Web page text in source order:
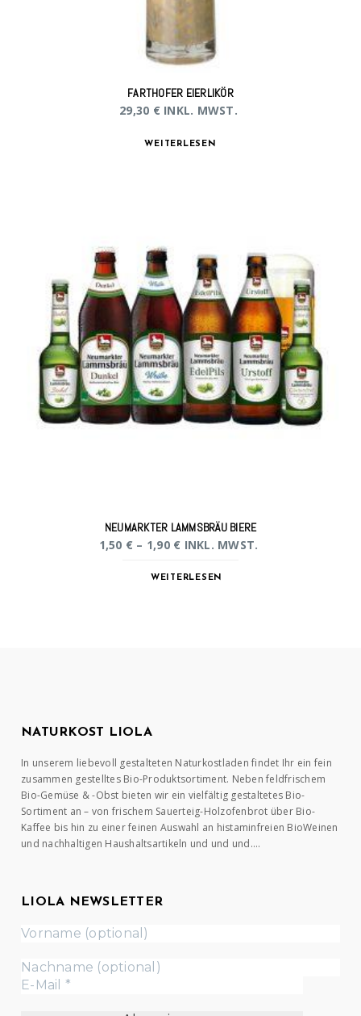
FARTHOFER EIERLIKÖR
29,30 € INKL. MWST.
WEITERLESEN
NEUMARKTER LAMMSBRÄU BIERE
1,50 € – 1,90 € INKL. MWST.
WEITERLESEN
NATURKOST LIOLA
In unserem liebevoll gestalteten Naturkostladen findet Ihr ein fein
zusammen gestelltes Bio-Produktsortiment. Neben feldfrischem
Bio-Gemüse & -Obst bieten wir ein vielfältig gestaltetes Bio-
Sortiment an – von frischem Sauerteig-Holzofenbrot über Bio-
Kaffee bis hin zu einer feinen Auswahl an histaminfreien BioWeinen
und nachhaltigen Haushaltsartikeln und und und….
LIOLA NEWSLETTER